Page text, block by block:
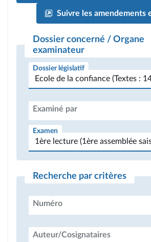
Suivre les amendements
Dossier concerné / Organe
examinateur
Dossier législatif
Examiné par
Examen
Recherche par critères
Numéro
Auteur/Cosignataires